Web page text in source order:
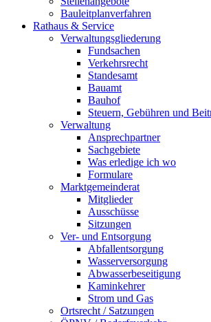
Bauleitplanverfahren
Rathaus & Service
Verwaltungsgliederung
Fundsachen
Verkehrsrecht
Standesamt
Bauamt
Bauhof
Steuern, Gebühren und
Verwaltung
Ansprechpartner
Sachgebiete
Was erledige ich wo
Formulare
Marktgemeinderat
Mitglieder
Ausschüsse
Sitzungen
Ver- und Entsorgung
Abfallentsorgung
Wasserversorgung
Abwasserbeseitigung
Kaminkehrer
Strom und Gas
Ortsrecht / Satzungen